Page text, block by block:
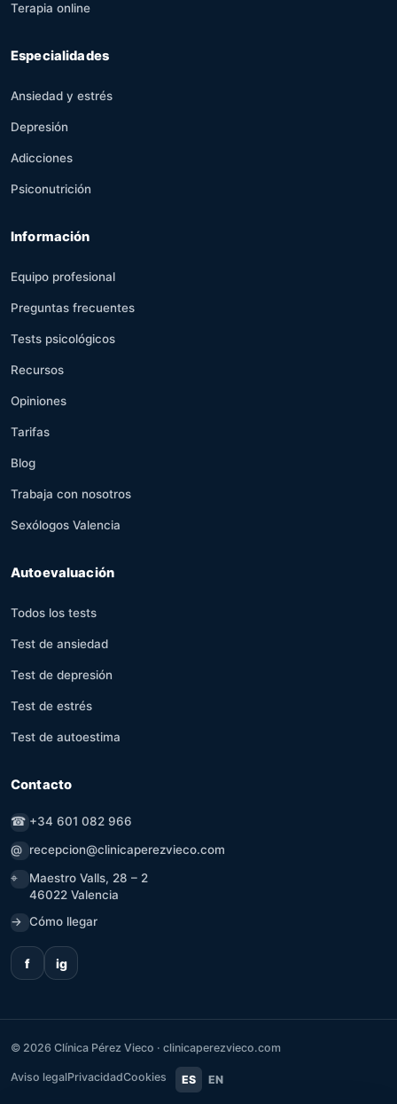
Terapia online
Especialidades
Ansiedad y estrés
Depresión
Adicciones
Psiconutrición
Información
Equipo profesional
Preguntas frecuentes
Tests psicológicos
Recursos
Opiniones
Tarifas
Blog
Trabaja con nosotros
Sexólogos Valencia
Autoevaluación
Todos los tests
Test de ansiedad
Test de depresión
Test de estrés
Test de autoestima
Contacto
☎ +34 601 082 966
@ recepcion@clinicaperezvieco.com
⌖
Maestro Valls, 28 – 2
46022 Valencia
→ Cómo llegar
f ig
© 2026 Clínica Pérez Vieco · clinicaperezvieco.com
Aviso legalPrivacidadCookies ES EN